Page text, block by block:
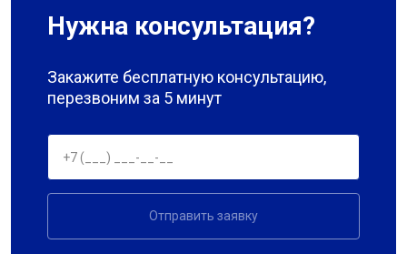
Нужна консультация?
Закажите бесплатную консультацию,
перезвоним за 5 минут
Отправить заявку